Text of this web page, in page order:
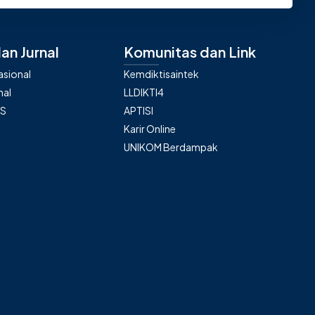
Jurnal Komunitas dan Link
Kemdiktisaintek
LLDIKTI4
APTISI
Karir Online
UNIKOM Berdampak